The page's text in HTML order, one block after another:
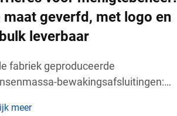
maat geverfd, met logo en
leverbaar
fabriek geproduceerde
bewakingsafsluitingen:
– professionele
meer